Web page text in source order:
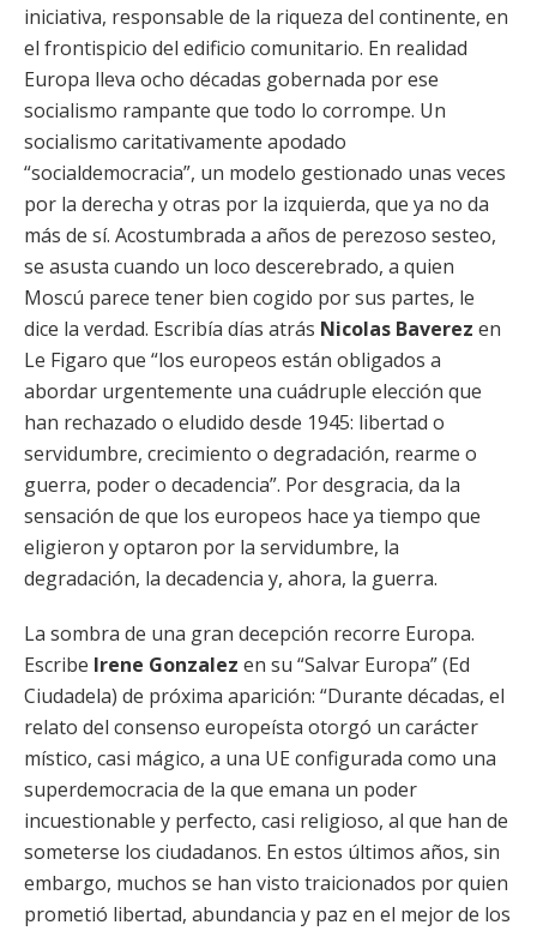
iniciativa, responsable de la riqueza del continente, en
el frontispicio del edificio comunitario. En realidad
Europa lleva ocho décadas gobernada por ese
socialismo rampante que todo lo corrompe. Un
socialismo caritativamente apodado
“socialdemocracia”, un modelo gestionado unas veces
por la derecha y otras por la izquierda, que ya no da
más de sí. Acostumbrada a años de perezoso sesteo,
se asusta cuando un loco descerebrado, a quien
Moscú parece tener bien cogido por sus partes, le
dice la verdad. Escribía días atrás Nicolas Baverez en
Le Figaro que “los europeos están obligados a
abordar urgentemente una cuádruple elección que
han rechazado o eludido desde 1945: libertad o
servidumbre, crecimiento o degradación, rearme o
guerra, poder o decadencia”. Por desgracia, da la
sensación de que los europeos hace ya tiempo que
eligieron y optaron por la servidumbre, la
degradación, la decadencia y, ahora, la guerra.
La sombra de una gran decepción recorre Europa.
Escribe Irene Gonzalez en su “Salvar Europa” (Ed
Ciudadela) de próxima aparición: “Durante décadas, el
relato del consenso europeísta otorgó un carácter
místico, casi mágico, a una UE configurada como una
superdemocracia de la que emana un poder
incuestionable y perfecto, casi religioso, al que han de
someterse los ciudadanos. En estos últimos años, sin
embargo, muchos se han visto traicionados por quien
prometió libertad, abundancia y paz en el mejor de los